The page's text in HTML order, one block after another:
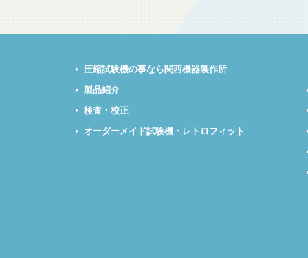
圧縮試験機の事なら関西機器製作所
製品紹介
検査・校正
オーダーメイド試験機・レトロフィット